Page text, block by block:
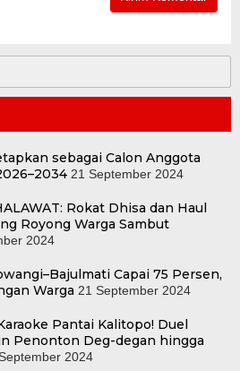
sebagai Calon Anggota
21 September 2024
Rokat Dhisa dan Haul
Royong Warga Sambut
2024
Capai 75 Persen,
Warga 21 September 2024
Pantai Kalitopo! Duel
Penonton Deg-degan hingga
2024